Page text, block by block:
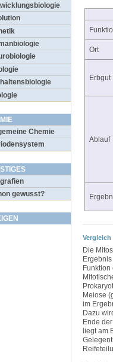
Chemie
gewusst?
Ort
Erbgut
Ablauf
Die
Meiose
im
Dazu
Ende
liegt am